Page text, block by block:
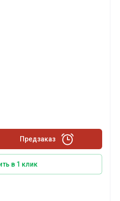
Предзаказ
в 1 клик